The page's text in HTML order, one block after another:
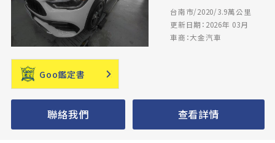
台南市/2020/3.9萬公里
更新日期：2026年 03月
車商：大金汽車
Goo鑑定書
聯絡我們 查看詳情